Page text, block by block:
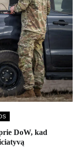
DoW, kad